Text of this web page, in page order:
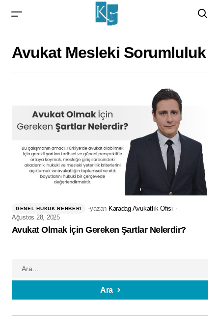
Avukat Mesleki Sorumluluk
GENEL HUKUK REHBERI yazan Karadag Avukatlık Ofisi
Ağustos 28, 2025
Avukat Olmak İçin Gereken Şartlar Nelerdir?
Ara